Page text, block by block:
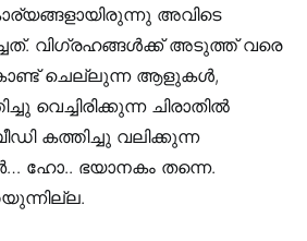
കാര്യങ്ങളായിരുന്നു അവിടെ
വിഗ്രഹങ്ങൾക്ക് അടുത്ത് വരെ
ചെല്ലുന്ന ആളുകൾ,
വെച്ചിരിക്കുന്ന ചിരാതിൽ
കത്തിച്ചു വലിക്കുന്ന
ഹോ.. ഭയാനകം തന്നെ.